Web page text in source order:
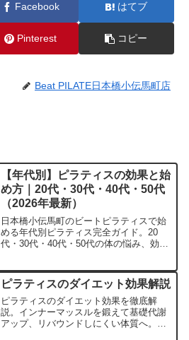
Facebook はてブ
Pinterest コピー
Beat PILATE日本橋小伝馬町店
【年代別】ピラティスの効果と始
め方｜20代・30代・40代・50代
（2026年最新）
日本橋小伝馬町のビートピラティスで始
める年代別ピラティス完全ガイド。20
代・30代・40代・50代の体の悩み、効
ピラティスのダイエット効果解説
ピラティスのダイエット効果を徹底解
説。インナーマッスルを鍛えて基礎代謝
アップ、リバウンドしにくい体質へ。週